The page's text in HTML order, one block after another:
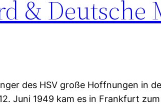
& Deutsche
des HSV große Hoffnungen in
Juni 1949 kam es in Frankfurt zum